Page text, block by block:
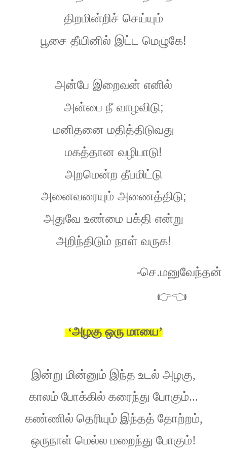
திறமின்றிச் செய்யும்
பூசை தீயினில் இட்ட மெழுகே!
அன்பே இறைவன் எனில்
அன்பை நீ வாழவிடு;
மனிதனை மதித்திடுவது
மகத்தான வழிபாடு!
அறமென்ற தீபமிட்டு
அனைவரையும் அணைத்திடு;
அதுவே உண்மை பக்தி என்று
அறிந்திடும் நாள் வருக!
-செ.மனுவேந்தன்
👉👈
‘அழகு ஒரு மாயை’
இன்று மின்னும் இந்த உடல் அழகு,
காலம் போக்கில் கரைந்து போகும்...
கண்ணில் தெரியும் இந்தத் தோற்றம்,
ஒருநாள் மெல்ல மறைந்து போகும்!